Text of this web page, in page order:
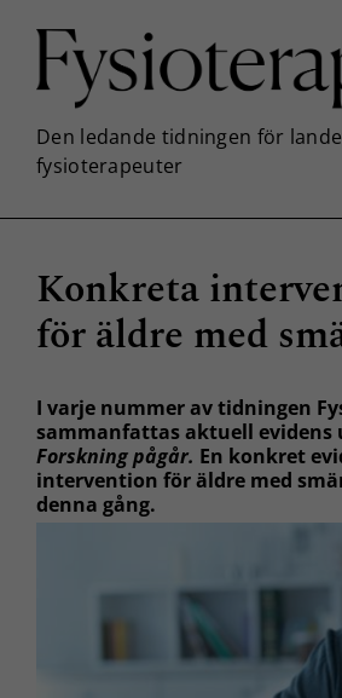
innehållet
Konkreta
för äldre med
I varje nummer av tidningen
sammanfattas aktuell evidens
Forskning pågår. En konkret
intervention för äldre med
denna gång.